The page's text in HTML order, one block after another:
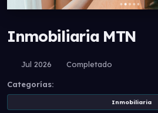
Inmobiliaria MTN
Jul 2026 Completado
Categorías:
Inmobiliaria